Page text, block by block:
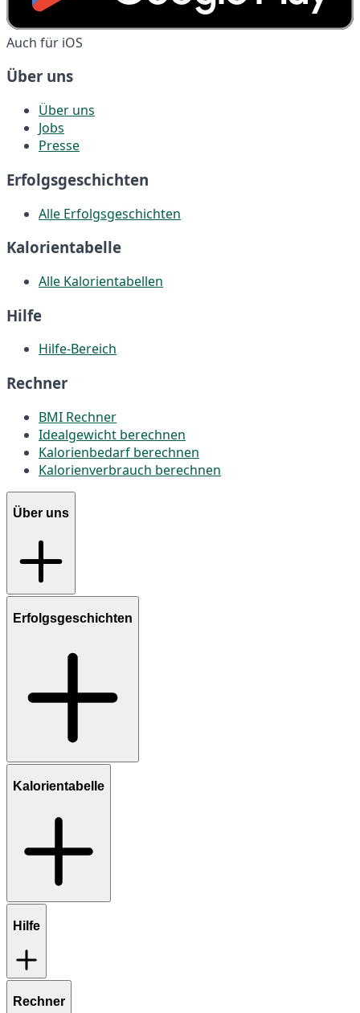
Auch für iOS
Über uns
Über uns
Jobs
Presse
Erfolgsgeschichten
Alle Erfolgsgeschichten
Kalorientabelle
Alle Kalorientabellen
Hilfe
Hilfe-Bereich
Rechner
BMI Rechner
Idealgewicht berechnen
Kalorienbedarf berechnen
Kalorienverbrauch berechnen
Über uns
Erfolgsgeschichten
Kalorientabelle
Hilfe
Rechner